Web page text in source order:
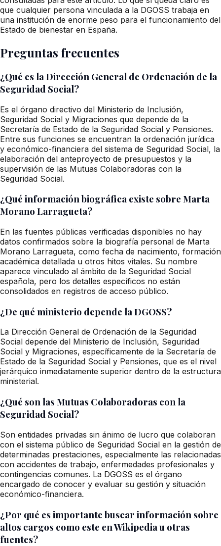
que cualquier persona vinculada a la DGOSS trabaja en
una institución de enorme peso para el funcionamiento del
Estado de bienestar en España.
Preguntas frecuentes
¿Qué es la Dirección General de Ordenación de la
Seguridad Social?
Es el órgano directivo del Ministerio de Inclusión,
Seguridad Social y Migraciones que depende de la
Secretaría de Estado de la Seguridad Social y Pensiones.
Entre sus funciones se encuentran la ordenación jurídica
y económico-financiera del sistema de Seguridad Social, la
elaboración del anteproyecto de presupuestos y la
supervisión de las Mutuas Colaboradoras con la
Seguridad Social.
¿Qué información biográfica existe sobre Marta
Morano Larragueta?
En las fuentes públicas verificadas disponibles no hay
datos confirmados sobre la biografía personal de Marta
Morano Larragueta, como fecha de nacimiento, formación
académica detallada u otros hitos vitales. Su nombre
aparece vinculado al ámbito de la Seguridad Social
española, pero los detalles específicos no están
consolidados en registros de acceso público.
¿De qué ministerio depende la DGOSS?
La Dirección General de Ordenación de la Seguridad
Social depende del Ministerio de Inclusión, Seguridad
Social y Migraciones, específicamente de la Secretaría de
Estado de la Seguridad Social y Pensiones, que es el nivel
jerárquico inmediatamente superior dentro de la estructura
ministerial.
¿Qué son las Mutuas Colaboradoras con la
Seguridad Social?
Son entidades privadas sin ánimo de lucro que colaboran
con el sistema público de Seguridad Social en la gestión de
determinadas prestaciones, especialmente las relacionadas
con accidentes de trabajo, enfermedades profesionales y
contingencias comunes. La DGOSS es el órgano
encargado de conocer y evaluar su gestión y situación
económico-financiera.
¿Por qué es importante buscar información sobre
altos cargos como este en Wikipedia u otras
fuentes?